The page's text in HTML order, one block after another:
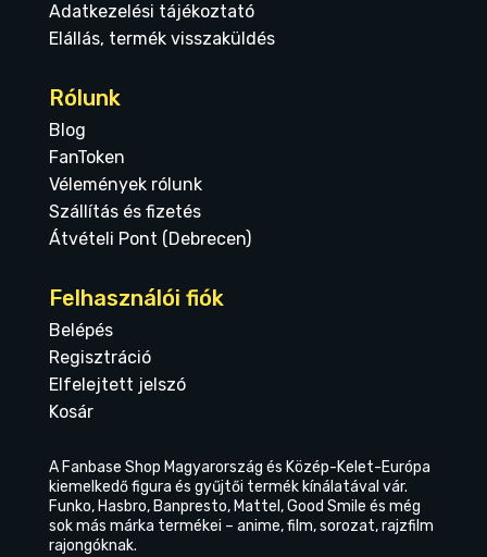
Adatkezelési tájékoztató
Elállás, termék visszaküldés
Rólunk
Blog
FanToken
Vélemények rólunk
Szállítás és fizetés
Átvételi Pont (Debrecen)
Felhasználói fiók
Belépés
Regisztráció
Elfelejtett jelszó
Kosár
A Fanbase Shop Magyarország és Közép-Kelet-Európa
kiemelkedő figura és gyűjtői termék kínálatával vár.
Funko, Hasbro, Banpresto, Mattel, Good Smile és még
sok más márka termékei – anime, film, sorozat, rajzfilm
rajongóknak.